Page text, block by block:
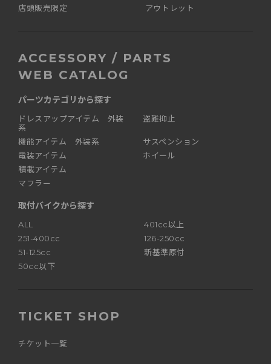
店頭販売限定
アウトレット
ACCESSORY / PARTS
WEB CATALOG
パーツカテゴリから探す
ドレスアップアイテム 外装
系
機能アイテム 外装系
電装アイテム
積載アイテム
マフラー
盗難抑止
サスペンション
ホイール
取付バイクから探す
ALL
401cc以上
251-400cc
126-250cc
51-125cc
新基準原付
50cc以下
TICKET SHOP
チケット一覧